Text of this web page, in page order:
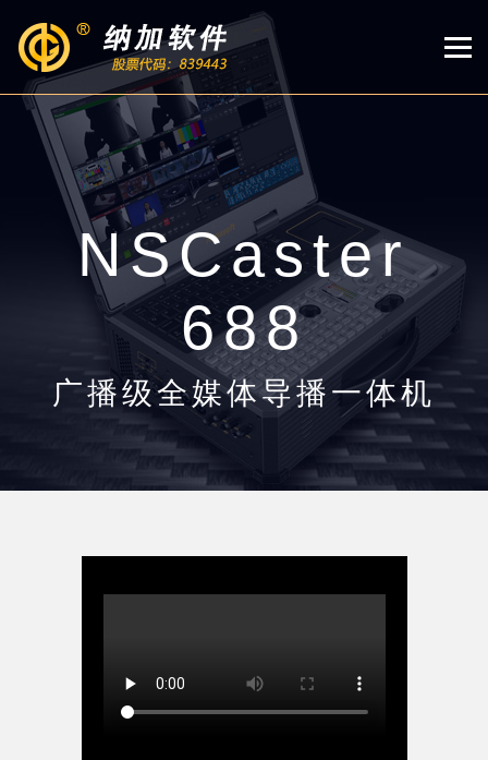
NSCaster
688
广播级全媒体导播一体机